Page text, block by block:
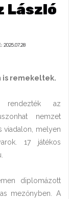
László
2025.07.28
is remekeltek.
rendezték az
nemzet
viadalon, melyen
17 játékos
diplomázott
mezőnyben. A